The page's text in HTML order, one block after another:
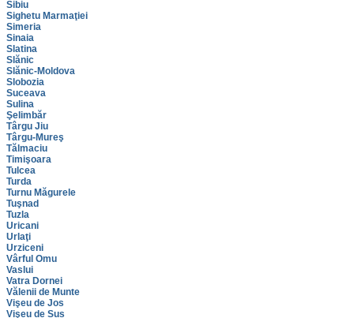
Sibiu
Sighetu Marmaţiei
Simeria
Sinaia
Slatina
Slănic
Slănic-Moldova
Slobozia
Suceava
Sulina
Şelimbăr
Târgu Jiu
Târgu-Mureş
Tălmaciu
Timişoara
Tulcea
Turda
Turnu Măgurele
Tuşnad
Tuzla
Uricani
Urlaţi
Urziceni
Vârful Omu
Vaslui
Vatra Dornei
Vălenii de Munte
Vişeu de Jos
Vişeu de Sus